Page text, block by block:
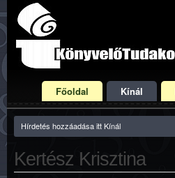
Főoldal Kínál
Hírdetés hozzáadása itt Kínál
Kertész Krisztina